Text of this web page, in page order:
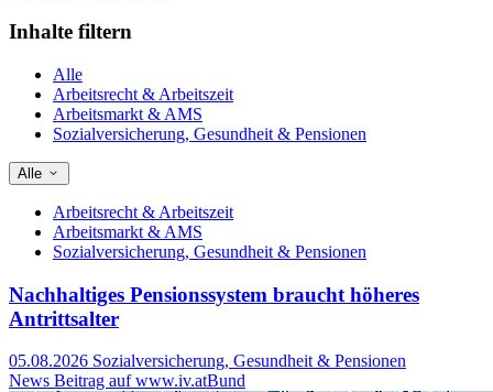
Inhalte filtern
Alle
Arbeitsrecht & Arbeitszeit
Arbeitsmarkt & AMS
Sozialversicherung, Gesundheit & Pensionen
Alle
Arbeitsrecht & Arbeitszeit
Arbeitsmarkt & AMS
Sozialversicherung, Gesundheit & Pensionen
Nachhaltiges Pensionssystem braucht höheres
Antrittsalter
05.08.2026 Sozialversicherung, Gesundheit & Pensionen
News Beitrag auf www.iv.atBund